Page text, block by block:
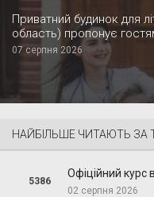
Приватний будинок для
область) пропонує
07 серпня 2026
НАЙБІЛЬШЕ ЧИТАЮТЬ ЗА
5386
Офіційний курс
02 серпня 2026